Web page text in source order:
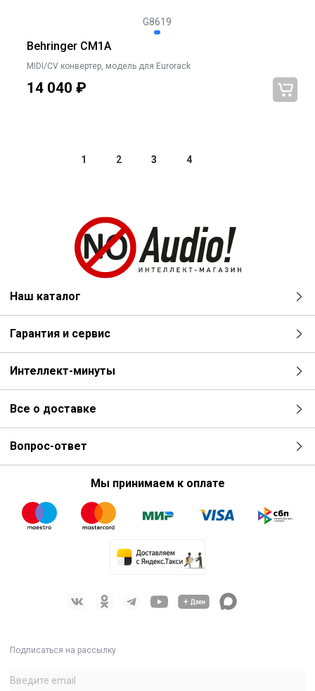
G8619
Behringer CM1A
MIDI/CV конвертер, модель для Eurorack
14 040 ₽
1 2 3 4
Наш каталог
Гарантия и сервис
Интеллект-минуты
Все о доставке
Вопрос-ответ
Мы принимаем к оплате
Подписаться на рассылку